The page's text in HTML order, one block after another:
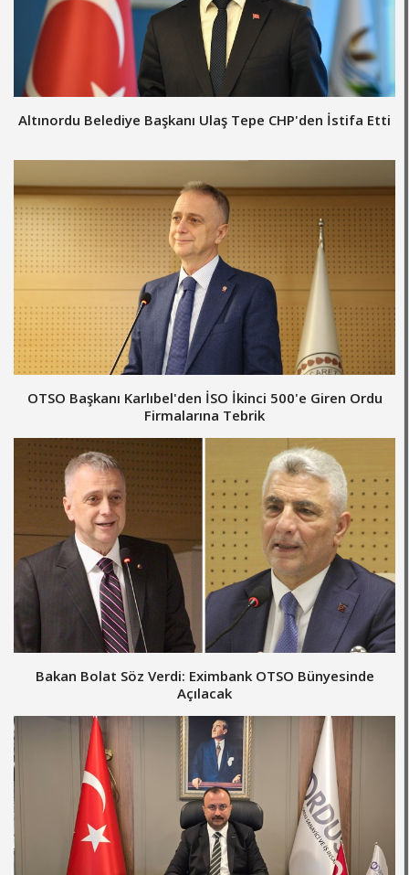
Altınordu Belediye Başkanı Ulaş Tepe CHP'den İstifa Etti
OTSO Başkanı Karlıbel'den İSO İkinci 500'e Giren Ordu
Firmalarına Tebrik
Bakan Bolat Söz Verdi: Eximbank OTSO Bünyesinde
Açılacak